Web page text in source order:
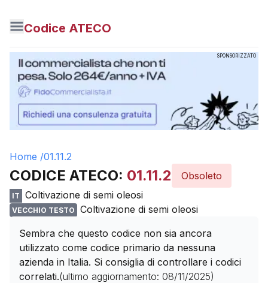
Codice ATECO
SPONSORIZZATO
Home /01.11.2
CODICE ATECO: 01.11.2 Obsoleto
IT Coltivazione di semi oleosi
VECCHIO TESTO
Coltivazione di semi oleosi
Sembra che questo codice non sia ancora
utilizzato come codice primario da nessuna
azienda in Italia. Si consiglia di controllare i codici
correlati.(ultimo aggiornamento: 08/11/2025)